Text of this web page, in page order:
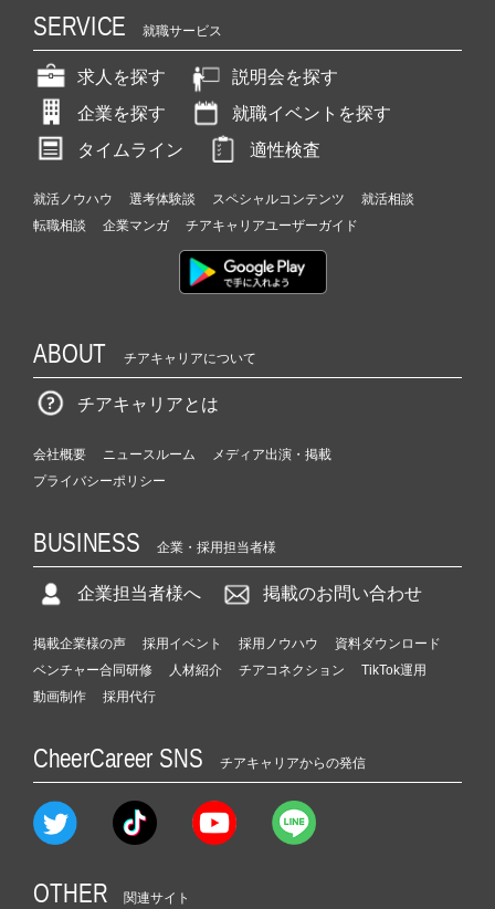
SERVICE 就職サービス
求人を探す
説明会を探す
企業を探す
就職イベントを探す
タイムライン
適性検査
就活ノウハウ 選考体験談 スペシャルコンテンツ
就活相談
転職相談
企業マンガ チアキャリアユーザーガイド
ABOUT チアキャリアについて
チアキャリアとは
会社概要 ニュースルーム
メディア出演・掲載
プライバシーポリシー
BUSINESS 企業・採用担当者様
企業担当者様へ 掲載のお問い合わせ
掲載企業様の声 採用イベント 採用ノウハウ
資料ダウンロード
ベンチャー合同研修
人材紹介 チアコネクション
TikTok運用
動画制作
採用代行
CheerCareer SNS チアキャリアからの発信
OTHER 関連サイト